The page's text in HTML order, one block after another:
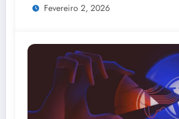
Fevereiro 2, 2026